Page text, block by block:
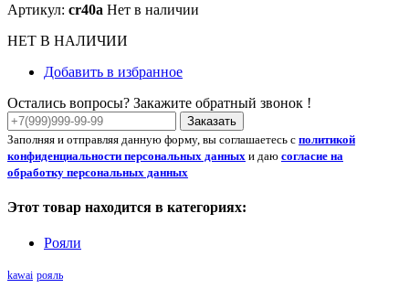
Артикул: cr40a Нет в наличии
НЕТ В НАЛИЧИИ
Добавить в избранное
Остались вопросы? Закажите обратный звонок !
Заказать
Заполняя и отправляя данную форму, вы соглашаетесь с политикой
конфиденциальности персональных данных и даю согласие на
обработку персональных данных
Этот товар находится в категориях:
Рояли
kawai рояль